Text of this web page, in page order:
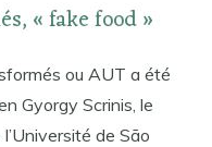
« fake food »
ou AUT a été
Gyorgy Scrinis, le
de São